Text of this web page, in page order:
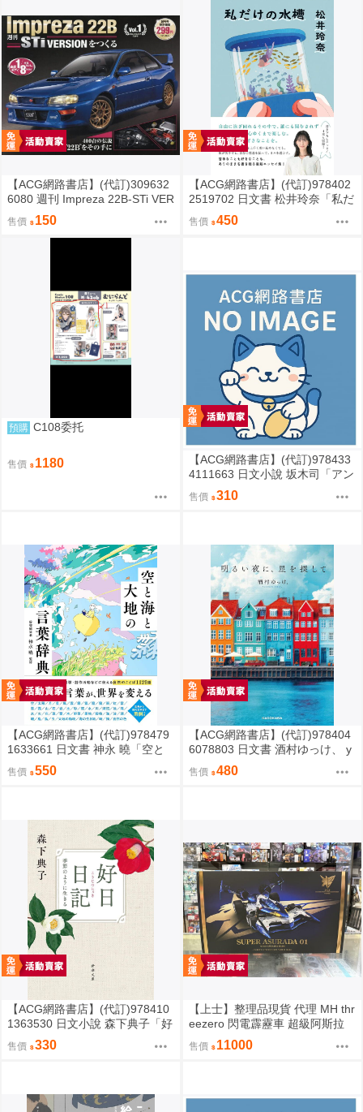
【ACG網路書店】(代訂)309632
6080 週刊 Impreza 22B-STi VER
SION をつくる (1) 創刊號
售價 150
【ACG網路書店】(代訂)978402
2519702 日文書 松井玲奈「私だ
けの水槽」
售價 450
預購 C108委托
售價 1180
【ACG網路書店】(代訂)978433
4111663 日文小說 坂木司「アン
と幸福」
售價 310
【ACG網路書店】(代訂)978479
1633661 日文書 神永 曉「空と
海と大地の言葉辞典」
售價 550
【ACG網路書店】(代訂)978404
6078803 日文書 酒村ゆっけ、 y
ukke sakamura「明るい夜に、
星を探して」
售價 480
【ACG網路書店】(代訂)978410
1363530 日文小說 森下典子「好
日日記：季節のように生きる」
售價 330
【上士】整理品現貨 代理 MH thr
eezero 閃電霹靂車 超級阿斯拉
完全變形 無壓克力盒 請詳閱內文
售價 11000